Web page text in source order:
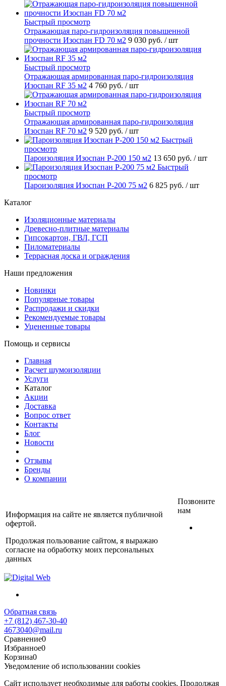
Быстрый просмотр
Отражающая паро-гидроизоляция повышенной
прочности Изоспан FD 70 м2 9 030 руб. / шт
Быстрый просмотр
Отражающая армированная паро-гидроизоляция
Изоспан RF 35 м2 4 760 руб. / шт
Быстрый просмотр
Отражающая армированная паро-гидроизоляция
Изоспан RF 70 м2 9 520 руб. / шт
Быстрый
просмотр
Пароизоляция Изоспан P-200 150 м2 13 650 руб. / шт
Быстрый
просмотр
Пароизоляция Изоспан P-200 75 м2 6 825 руб. / шт
Каталог
Изоляционные материалы
Древесно-плитные материалы
Гипсокартон, ГВЛ, ГСП
Пиломатериалы
Террасная доска и ограждения
Наши предложения
Новинки
Популярные товары
Распродажи и скидки
Рекомендуемые товары
Уцененные товары
Помощь и сервисы
Главная
Расчет шумоизоляции
Услуги
Каталог
Акции
Доставка
Вопрос ответ
Контакты
Блог
Новости
Отзывы
Бренды
О компании
Информация на сайте не является публичной
офертой.
Продолжая пользование сайтом, я выражаю
согласие на обработку моих персональных
данных
Позвоните
нам
Обратная связь
+7 (812) 467-30-40
4673040@mail.ru
Сравнение0
Избранное0
Корзина0
Уведомление об использовании cookies
Сайт использует необходимые для работы cookies. Продолжая